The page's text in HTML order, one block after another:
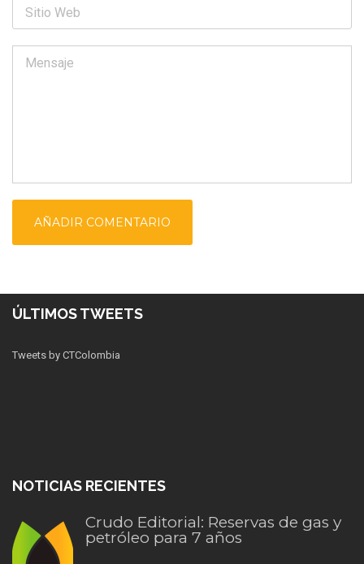
ÚLTIMOS TWEETS
Tweets by CTColombia
NOTICIAS RECIENTES
Crudo Editorial: Reservas de gas y
petróleo para 7 años